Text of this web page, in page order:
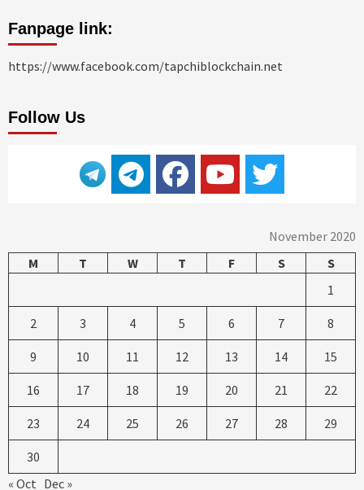
Fanpage link:
https://www.facebook.com/tapchiblockchain.net
Follow Us
November 2020
M
T W T F S
S
1
2 3 4 5 6 7 8
9 10 11 12 13 14 15
16 17 18 19 20 21 22
23 24 25 26 27 28 29
30
« Oct Dec »